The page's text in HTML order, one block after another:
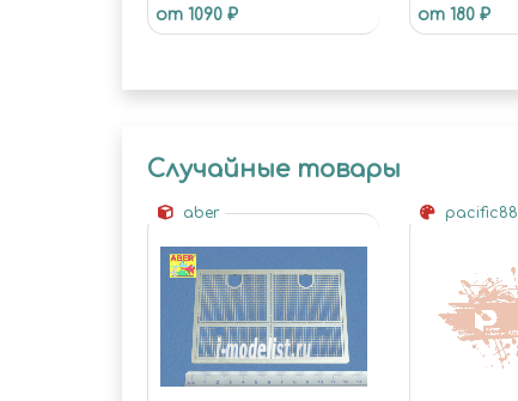
TL5033
от 1090 ₽ от 180 ₽
Случайные товары
aber pacific88